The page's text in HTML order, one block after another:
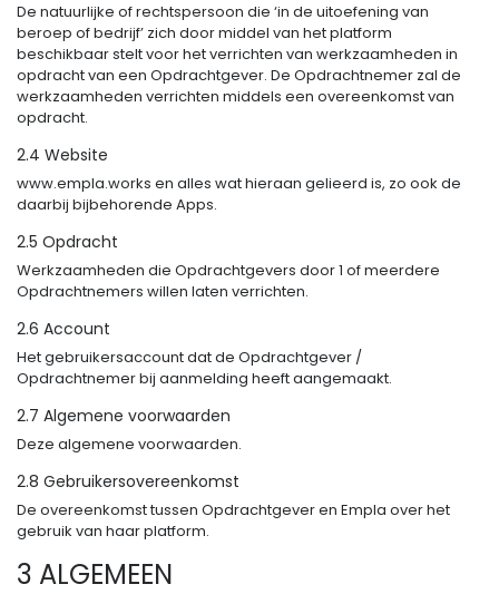
De natuurlijke of rechtspersoon die ‘in de uitoefening van
beroep of bedrijf’ zich door middel van het platform
beschikbaar stelt voor het verrichten van werkzaamheden in
opdracht van een Opdrachtgever. De Opdrachtnemer zal de
werkzaamheden verrichten middels een overeenkomst van
opdracht.
2.4 Website
www.empla.works en alles wat hieraan gelieerd is, zo ook de
daarbij bijbehorende Apps.
2.5 Opdracht
Werkzaamheden die Opdrachtgevers door 1 of meerdere
Opdrachtnemers willen laten verrichten.
2.6 Account
Het gebruikersaccount dat de Opdrachtgever /
Opdrachtnemer bij aanmelding heeft aangemaakt.
2.7 Algemene voorwaarden
Deze algemene voorwaarden.
2.8 Gebruikersovereenkomst
De overeenkomst tussen Opdrachtgever en Empla over het
gebruik van haar platform.
3 ALGEMEEN